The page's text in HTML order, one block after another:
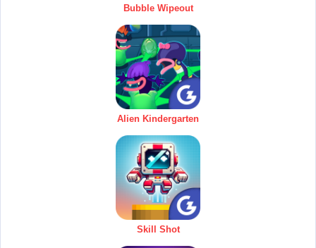
Bubble Wipeout
Alien Kindergarten
Skill Shot